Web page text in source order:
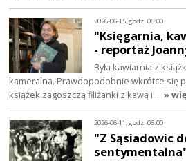
2026-06-15, godz. 06:00
"Księgarnia,
- reportaż
Była kawiarnia z
kameralna. Prawdopodobnie wkrótce się
książek zagoszczą filiżanki z kawą i… »
2026-06-11, godz. 06:00
"Z Sąsiadowic